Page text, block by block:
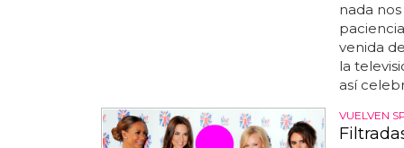
nada
venida
la
así
VUELVEN